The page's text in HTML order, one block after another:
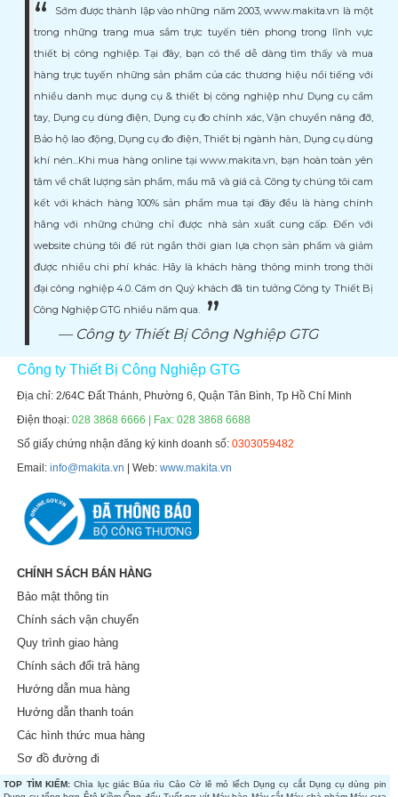
Sớm được thành lập vào những năm 2003, www.makita.vn là một
trong những trang mua sắm trực tuyến tiên phong trong lĩnh vực
thiết bị công nghiệp. Tại đây, bạn có thể dễ dàng tìm thấy và mua
hàng trực tuyến những sản phẩm của các thương hiệu nổi tiếng với
nhiều danh mục dụng cụ & thiết bị công nghiệp như Dụng cụ cầm
tay, Dụng cụ dùng điện, Dụng cụ đo chính xác, Vận chuyển nâng đỡ,
Bảo hộ lao động, Dụng cụ đo điện, Thiết bị ngành hàn, Dụng cụ dùng
khí nén...Khi mua hàng online tại www.makita.vn, bạn hoàn toàn yên
tâm về chất lượng sản phẩm, mẩu mã và giá cả. Công ty chúng tôi cam
kết với khách hàng 100% sản phẩm mua tại đây đều là hàng chính
hãng với những chứng chỉ được nhà sản xuất cung cấp. Đến với
website chúng tôi để rút ngắn thời gian lựa chọn sản phẩm và giảm
được nhiều chi phí khác. Hãy là khách hàng thông minh trong thời
đại công nghiệp 4.0. Cám ơn Quý khách đã tin tưởng Công ty Thiết Bị
Công Nghiệp GTG nhiều năm qua.
Công ty Thiết Bị Công Nghiệp GTG
Công ty Thiết Bị Công Nghiệp GTG
Địa chỉ: 2/64C Đất Thánh, Phường 6, Quận Tân Bình, Tp Hồ Chí Minh
Điện thoại:028 3868 6666 | Fax: 028 3868 6688
Số giấy chứng nhận đăng ký kinh doanh số:0303059482
Email:info@makita.vn | Web:www.makita.vn
CHÍNH SÁCH BÁN HÀNG
Bảo mật thông tin
Chính sách vận chuyển
Quy trình giao hàng
Chính sách đổi trả hàng
Hướng dẫn mua hàng
Hướng dẫn thanh toán
Các hình thức mua hàng
Sơ đồ đường đi
TOP TÌM KIẾM:Chìa lục giác Búa rìu Cảo Cờ lê mỏ lếch Dụng cụ cắt Dụng cụ dùng pin